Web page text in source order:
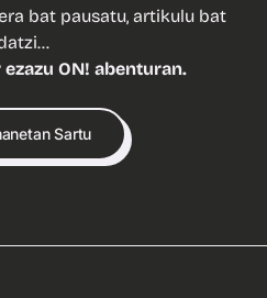
bat pausatu, artikulu bat
ON! abenturan.
Sartu